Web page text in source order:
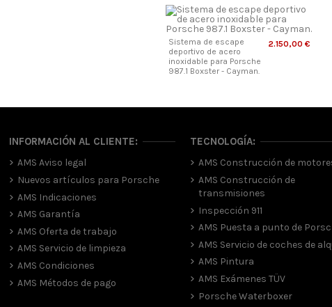
Sistema de escape
deportivo de acero
inoxidable para Porsche
987.1 Boxster - Cayman.
2.150,00 €
INFORMACIÓN AL CLIENTE:
AMS Aviso legal
Nuevos artículos para Porsche
AMS Indicaciones
AMS Garantía
AMS Oferta de trabajo
AMS Servicio de limpieza
AMS Condiciones
AMS Métodos de pago
TECNOLOGÍA:
AMS Construcción de
AMS Construcción de
transmisiones
Inspección 911
AMS Puesta a punto de
AMS Servicio de coches de
AMS Pintura
AMS Exámenes TÜV
Porsche Waterboxer